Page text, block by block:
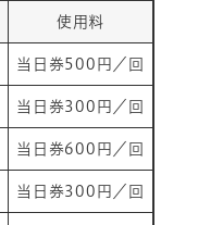
使用料
当日券500円／回
当日券300円／回
当日券600円／回
当日券300円／回